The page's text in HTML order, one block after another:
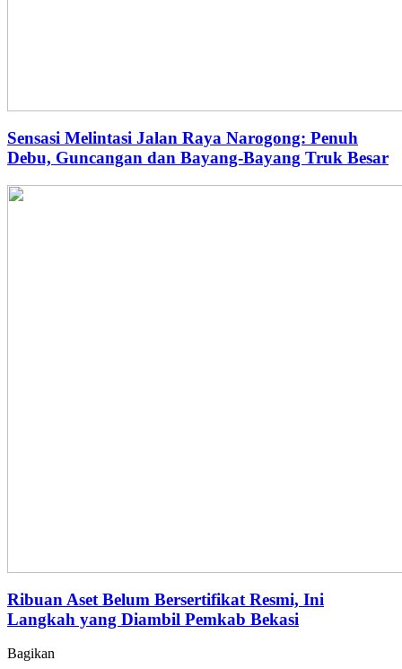
Sensasi Melintasi Jalan Raya Narogong: Penuh
Debu, Guncangan dan Bayang-Bayang Truk Besar
Ribuan Aset Belum Bersertifikat Resmi, Ini
Langkah yang Diambil Pemkab Bekasi
Bagikan